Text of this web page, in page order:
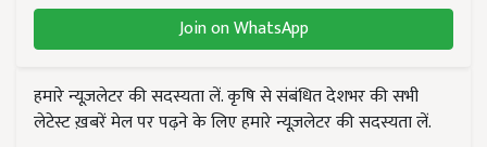
Join on WhatsApp
हमारे न्यूज़लेटर की सदस्यता लें. कृषि से संबंधित देशभर की सभी
लेटेस्ट ख़बरें मेल पर पढ़ने के लिए हमारे न्यूज़लेटर की सदस्यता लें.